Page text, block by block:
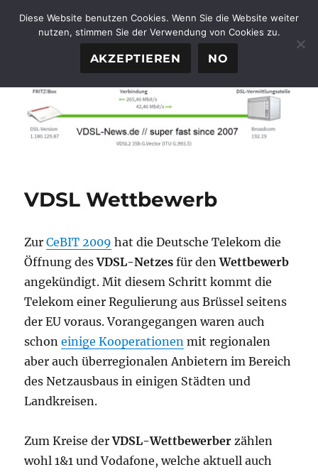
FTTH-News.de
VDSL Wettbewerb
ZurCeBIT 2009 hat die Deutsche Telekom die
Öffnung desVDSL-Netzes für denWettbewerb
angekündigt. Mit diesem Schritt kommt die
Telekom einer Regulierung aus Brüssel seitens
der EU voraus. Vorangegangen waren auch
schoneinige Kooperationen mit regionalen
aber auch überregionalen Anbietern im Bereich
des Netzausbaus in einigen Städten und
Landkreisen.
Zum Kreise derVDSL-Wettbewerber zählen
wohl 1&1 und Vodafone, welche aktuell auch
Diese Website benutzen Cookies. Wenn Sie die Website weiter
nutzen, stimmen Sie der Verwendung von Cookies zu.
AKZEPTIEREN NO